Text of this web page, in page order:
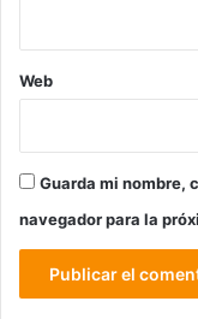
Web
Guarda mi nombre,
navegador para la